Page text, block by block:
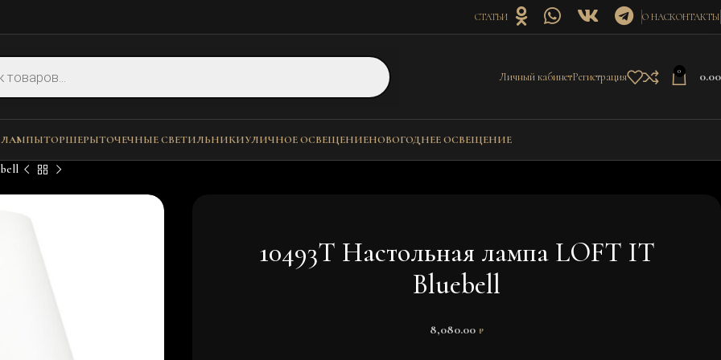
СТАТЬИ О НАСКОНТАКТЫ
Личный кабинетРегистрация 0
ЛАМПЫТОРШЕРЫТОЧЕЧНЫЕ СВЕТИЛЬНИКИУЛИЧНОЕ ОСВЕЩЕНИЕНОВОГОДНЕЕ ОСВЕЩЕНИЕ
10493T Настольная лампа LOFT IT
Bluebell
8,080.00 ₽